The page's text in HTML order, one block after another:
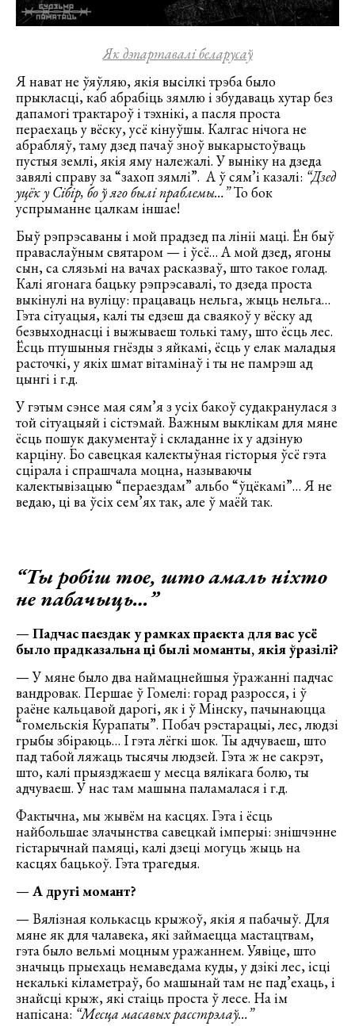
Як дэпартавалі беларусаў
Я нават не ўяўляю, якія высілкі трэба было
прыкласці, каб абрабіць зямлю і збудаваць хутар без
дапамогі трактароў і тэхнікі, а пасля проста
пераехаць у вёску, усё кінуўшы. Калгас нічога не
абрабляў, таму дзед пачаў зноў выкарыстоўваць
пустыя землі, якія яму належалі. У выніку на дзеда
завялі справу за “захоп зямлі”. А ў сям’і казалі: “Дзед
уцёк у Сібір, бо ў яго былі праблемы…”То бок
успрыманне цалкам іншае!
Быў рэпрэсаваны і мой прадзед па лініі маці. Ён быў
праваслаўным святаром — і ўсё… А мой дзед, ягоны
сын, са слязьмі на вачах расказваў, што такое голад.
Калі ягонага бацьку рэпрэсавалі, то дзеда проста
выкінулі на вуліцу: працаваць нельга, жыць нельга…
Гэта сітуацыя, калі ты едзеш да сваякоў у вёску ад
безвыходнасці і выжываеш толькі таму, што ёсць лес.
Ёсць птушыныя гнёзды з яйкамі, ёсць у елак маладыя
расточкі, у якіх шмат вітамінаў і ты не памрэш ад
цынгі і г.д.
У гэтым сэнсе мая сям’я з усіх бакоў судакранулася з
той сітуацыяй і сістэмай. Важным выклікам для мяне
ёсць пошук дакументаў і складанне іх у адзіную
карціну. Бо савецкая калектыўная гісторыя ўсё гэта
сцірала і спрашчала моцна, называючы
калектывізацыю “пераездам” альбо “ўцёкамі”… Я не
ведаю, ці ва ўсіх сем’ях так, але ў маёй так.
“Ты робіш тое, што амаль ніхто
не пабачыць…”
—Падчас паездак у рамках праекта для вас усё
было прадказальна ці былі моманты, якія ўразілі?
— У мяне было два наймацнейшыя ўражанні падчас
вандровак. Першае ў Гомелі: горад разросся, і ў
раёне кальцавой дарогі, як і ў Мінску, пачынаюцца
“гомельскія Курапаты”. Побач рэстарацыі, лес, людзі
грыбы збіраюць… І гэта лёгкі шок. Ты адчуваеш, што
пад табой ляжаць тысячы людзей. Гэта ж не сакрэт,
што, калі прыязджаеш у месца вялікага болю, ты
адчуваеш. У нас там машына паламалася і г.д.
Фактычна, мы жывём на касцях. Гэта і ёсць
найбольшае злачынства савецкай імперыі: знішчэнне
гістарычнай памяці, калі дзеці могуць жыць на
касцях бацькоў. Гэта трагедыя.
—А другі момант?
— Вялізная колькасць крыжоў, якія я пабачыў. Для
мяне як для чалавека, які займаецца мастацтвам,
гэта было вельмі моцным уражаннем. Уявіце, што
значыць прыехаць немаведама куды, у дзікі лес, ісці
некалькі кіламетраў, бо машынай там не пад’ехаць, і
знайсці крыж, які стаіць проста ў лесе. На ім
напісана: “Месца масавых расстрэлаў…”